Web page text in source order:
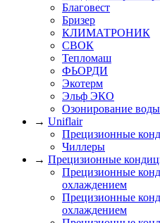
Благовест
Бризер
КЛИМАТРОНИК
СВОК
Тепломаш
ФЬОРДИ
Экотерм
Эльф ЭКО
Озонирование воды
→ Uniflair
Прецизионные
Чиллеры
→ Прецизионные
Прецизионные
охлаждением
Прецизионные
охлаждением